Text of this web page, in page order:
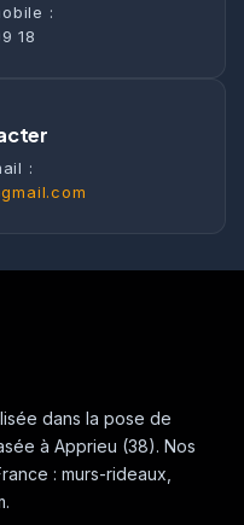
:
18
:
dans la pose de
à Apprieu (38). Nos
: murs-rideaux,